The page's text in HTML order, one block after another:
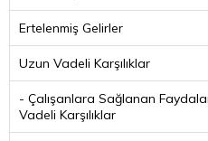
Ertelenmiş Gelirler
Uzun Vadeli Karşılıklar
- Çalışanlara Sağlanan
Vadeli Karşılıklar